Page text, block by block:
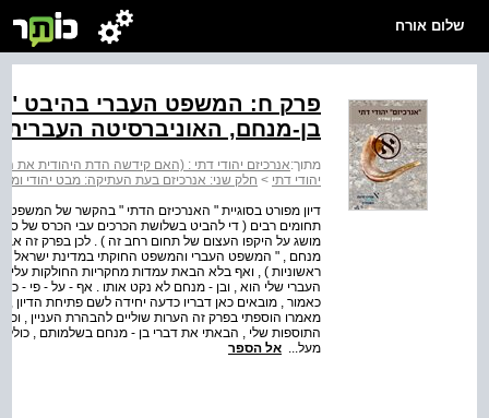
שלום אורח
פרק ח: המשפט העברי בהיבט
בן-מנחם, האוניברסיטה העברית)
מתוך:אנרכיזם יהודי דתי : (האם קידשה הדת היהודית את
יהודי דתי > חלק שני: אנרכיזם בעת העתיקה: מבט יהודי
דיון מפורט בסוגיית " האנרכיזם הדתי " בהקשר של המשפט
תחומים רבים ( די להביט בשלושת הכרכים עבי הכרס של
מושג על היקפו העצום של תחום רחב זה ) . לכן בפרק זה
מנחם , " המשפט העברי והמשפט החוקתי במדינת ישראל " ,
ראשוניות ) , ואף בלא הבאת עמדות מחקריות החולקות
העברי שלי הוא , ובן - מנחם לא נקט אותו . אף - על - פי -
כאמור , מובאים כאן דבריו כדעה יחידה לשם פתיחת הדיון ,
מאמרו הוספתי בפרק זה הערות שוליים להבהרת העניין ,
התוספות שלי , הבאתי את דברי בן - מנחם בשלמותם , כולל
מעל... אל הספר